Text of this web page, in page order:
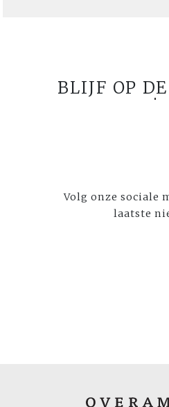
BLIJF OP
Volg onze sociale
laatste